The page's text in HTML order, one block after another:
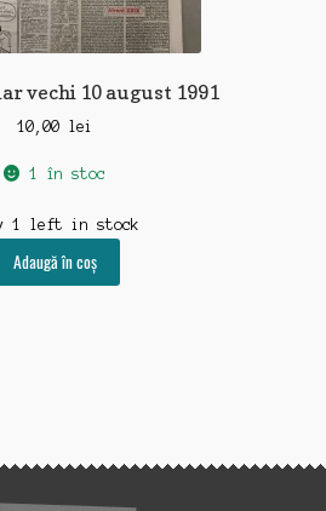
vechi 10 august 1991
10,00 lei
1 în stoc
1 left in stock
Adaugă în coș